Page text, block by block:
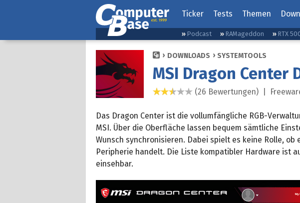
Ticker Tests Themen
Podcast RAMageddon RTX
DOWNLOADS SYSTEMTOOLS
MSI Dragon Center
2,6 Sterne(26 Bewertungen) |
Das Dragon Center ist die vollumfängliche RGB-
MSI. Über die Oberfläche lassen bequem sämtliche
Wunsch synchronisieren. Dabei spielt es keine Rolle,
Peripherie handelt. Die Liste kompatibler Hardware ist
einsehbar.